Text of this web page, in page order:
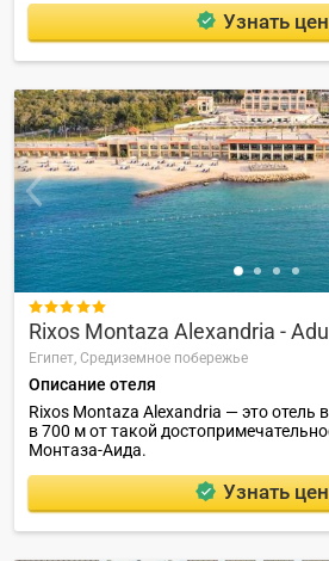
Узнать

Rixos Montaza Alexandria -
Египет, Средиземное побережье
Описание отеля
Rixos Montaza Alexandria — это отель
в 700 м от такой
Монтаза-Аида.
Узнать